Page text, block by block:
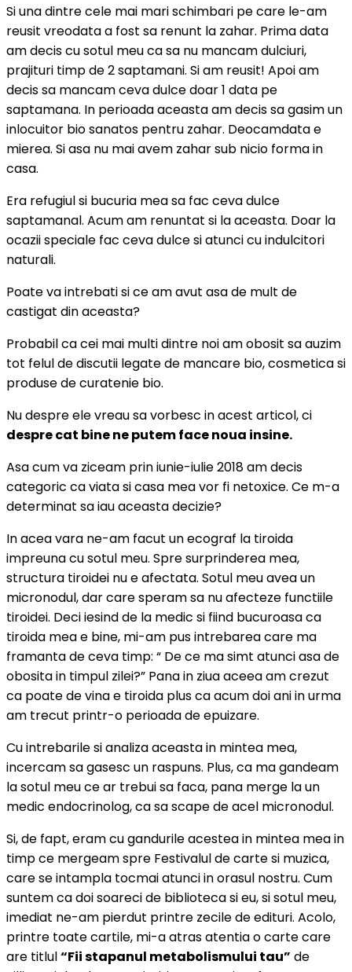
Si una dintre cele mai mari schimbari pe care le-am
reusit vreodata a fost sa renunt la zahar. Prima data
am decis cu sotul meu ca sa nu mancam dulciuri,
prajituri timp de 2 saptamani. Si am reusit! Apoi am
decis sa mancam ceva dulce doar 1 data pe
saptamana. In perioada aceasta am decis sa gasim un
inlocuitor bio sanatos pentru zahar. Deocamdata e
mierea. Si asa nu mai avem zahar sub nicio forma in
casa.
Era refugiul si bucuria mea sa fac ceva dulce
saptamanal. Acum am renuntat si la aceasta. Doar la
ocazii speciale fac ceva dulce si atunci cu indulcitori
naturali.
Poate va intrebati si ce am avut asa de mult de
castigat din aceasta?
Probabil ca cei mai multi dintre noi am obosit sa auzim
tot felul de discutii legate de mancare bio, cosmetica si
produse de curatenie bio.
Nu despre ele vreau sa vorbesc in acest articol, ci
despre cat bine ne putem face noua insine.
Asa cum va ziceam prin iunie-iulie 2018 am decis
categoric ca viata si casa mea vor fi netoxice. Ce m-a
determinat sa iau aceasta decizie?
In acea vara ne-am facut un ecograf la tiroida
impreuna cu sotul meu. Spre surprinderea mea,
structura tiroidei nu e afectata. Sotul meu avea un
micronodul, dar care speram sa nu afecteze functiile
tiroidei. Deci iesind de la medic si fiind bucuroasa ca
tiroida mea e bine, mi-am pus intrebarea care ma
framanta de ceva timp: “ De ce ma simt atunci asa de
obosita in timpul zilei?” Pana in ziua aceea am crezut
ca poate de vina e tiroida plus ca acum doi ani in urma
am trecut printr-o perioada de epuizare.
Cu intrebarile si analiza aceasta in mintea mea,
incercam sa gasesc un raspuns. Plus, ca ma gandeam
la sotul meu ce ar trebui sa faca, pana merge la un
medic endocrinolog, ca sa scape de acel micronodul.
Si, de fapt, eram cu gandurile acestea in mintea mea in
timp ce mergeam spre Festivalul de carte si muzica,
care se intampla tocmai atunci in orasul nostru. Cum
suntem ca doi soareci de biblioteca si eu, si sotul meu,
imediat ne-am pierdut printre zecile de edituri. Acolo,
printre toate cartile, mi-a atras atentia o carte care
are titlul“Fii stapanul metabolismului tau” de